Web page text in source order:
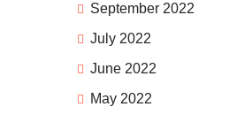
September 2022
July 2022
June 2022
May 2022